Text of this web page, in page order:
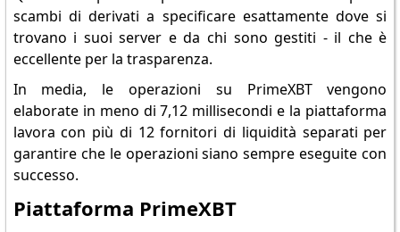
scambi di derivati a specificare esattamente dove si
trovano i suoi server e da chi sono gestiti - il che è
eccellente per la trasparenza.
In media, le operazioni su PrimeXBT vengono
elaborate in meno di 7,12 millisecondi e la piattaforma
lavora con più di 12 fornitori di liquidità separati per
garantire che le operazioni siano sempre eseguite con
successo.
Piattaforma PrimeXBT